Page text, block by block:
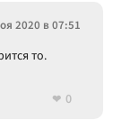
2020 в 07:51
то.
0